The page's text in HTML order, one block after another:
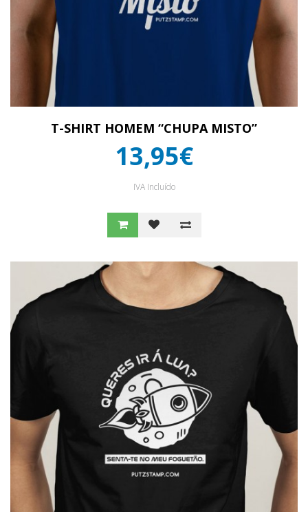
T-SHIRT HOMEM “CHUPA MISTO”
13,95€
IVA Incluído